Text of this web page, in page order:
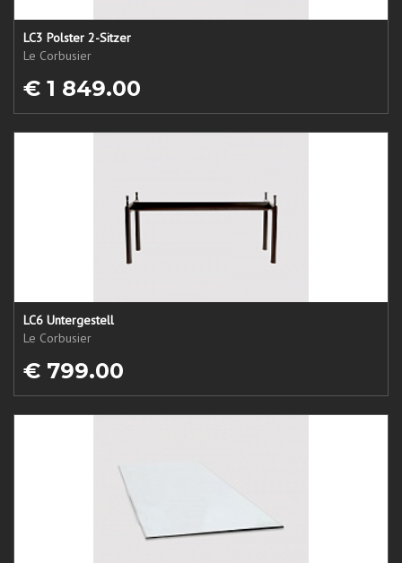
LC3 Polster 2-Sitzer
Le Corbusier
€ 1 849.00
LC6 Untergestell
Le Corbusier
€ 799.00